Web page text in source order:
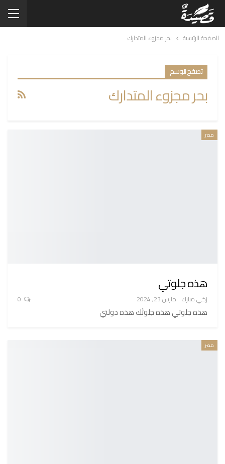
الصفحة الرئيسية بحر مجزوء المتدارك
تصفح الوسم
بحر مجزوء المتدارك
مصر
هذه جلوتي
زكي مبارك مارس 23, 2024
هذه جلوتي هذه جلوتُك هذه دولتي
مصر